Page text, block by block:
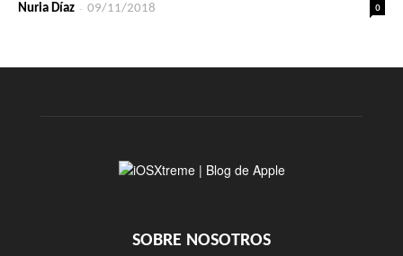
Nuria Díaz - 09/11/2018 0
SOBRE NOSOTROS